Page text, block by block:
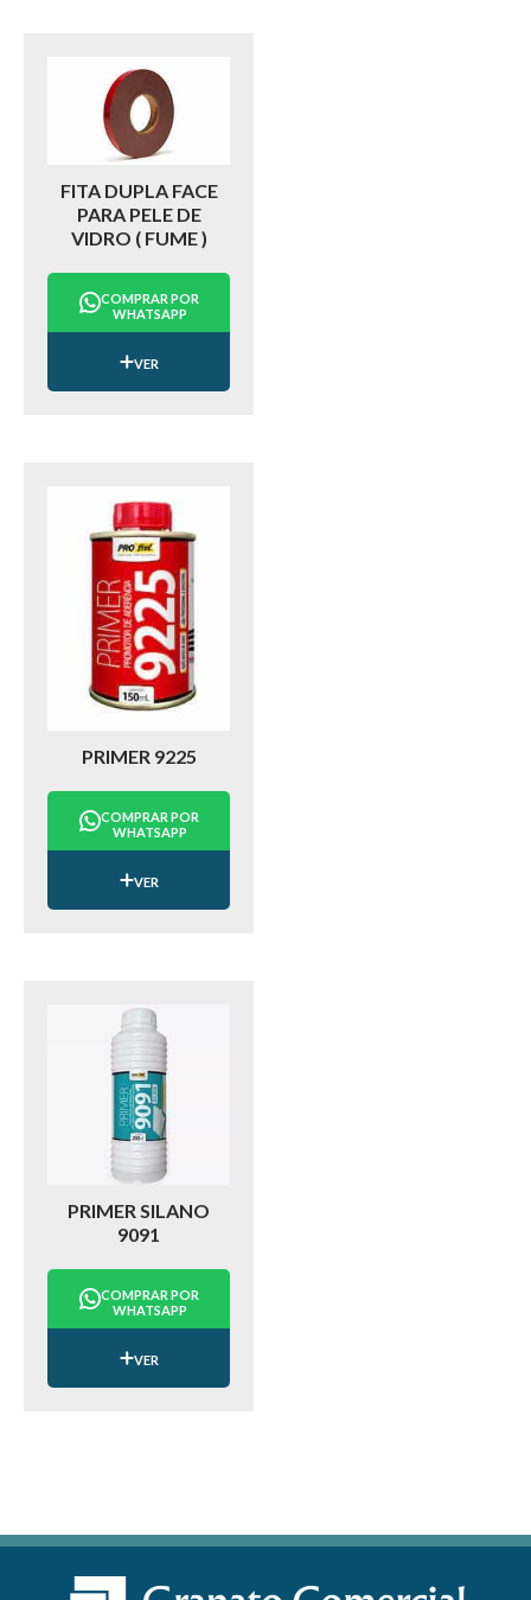
FITA DUPLA FACE
PARA PELE DE
VIDRO ( FUME )
COMPRAR POR
WHATSAPP
VER
PRIMER 9225
COMPRAR POR
WHATSAPP
VER
PRIMER SILANO
9091
COMPRAR POR
WHATSAPP
VER